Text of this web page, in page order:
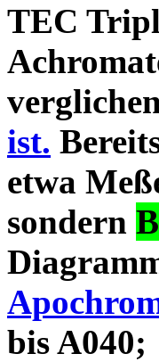
TEC
ist.
etwa
sondern
bis